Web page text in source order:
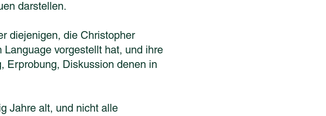
darstellen.
diejenigen, die Christopher
vorgestellt hat, und ihre
Erprobung, Diskussion denen in
Jahre alt, und nicht alle